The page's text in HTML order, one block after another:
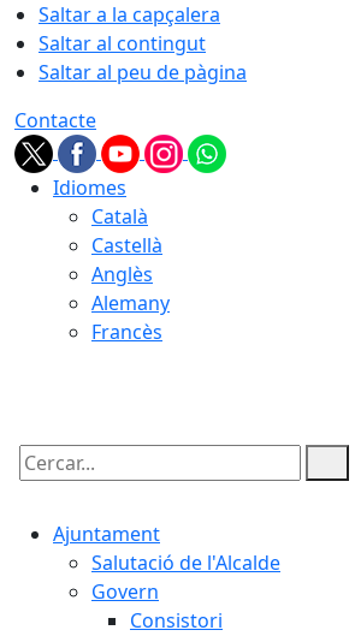
Saltar a la capçalera
Saltar al contingut
Saltar al peu de pàgina
Contacte
Idiomes
Català
Castellà
Anglès
Alemany
Francès
Cercar:
Ajuntament
Salutació de l'Alcalde
Govern
Consistori